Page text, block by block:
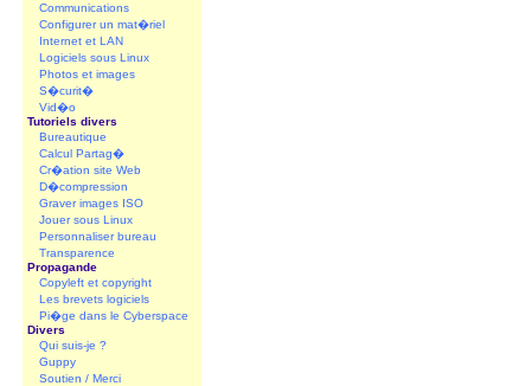
Communications
Configurer un mat�riel
Internet et LAN
Logiciels sous Linux
Photos et images
S�curit�
Vid�o
Tutoriels divers
Bureautique
Calcul Partag�
Cr�ation site Web
D�compression
Graver images ISO
Jouer sous Linux
Personnaliser bureau
Transparence
Propagande
Copyleft et copyright
Les brevets logiciels
Pi�ge dans le Cyberspace
Divers
Qui suis-je ?
Guppy
Soutien / Merci